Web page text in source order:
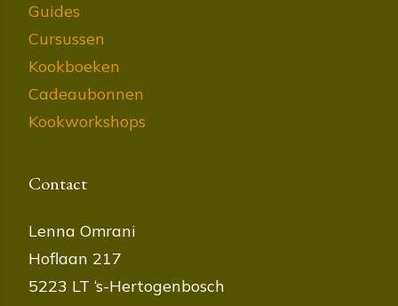
Guides
Cursussen
Kookboeken
Cadeaubonnen
Kookworkshops
Contact
Lenna Omrani
Hoflaan 217
5223 LT ‘s-Hertogenbosch